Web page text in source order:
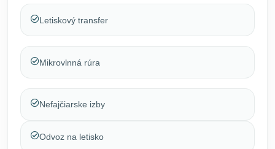
Letiskový transfer
Mikrovlnná rúra
Nefajčiarske izby
Odvoz na letisko